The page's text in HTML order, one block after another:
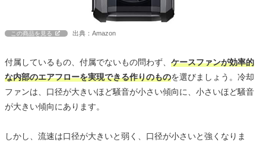
この商品を見る 出典：Amazon
付属しているもの、付属でないもの問わず、 ケースファンが効率的
な内部のエアフローを実現できる作りのものを選びましょう。冷却
ファンは、口径が大きいほど騒音が小さい傾向に、小さいほど騒音
が大きい傾向にあります。
しかし、流速は口径が大きいと弱く、口径が小さいと強くなりま